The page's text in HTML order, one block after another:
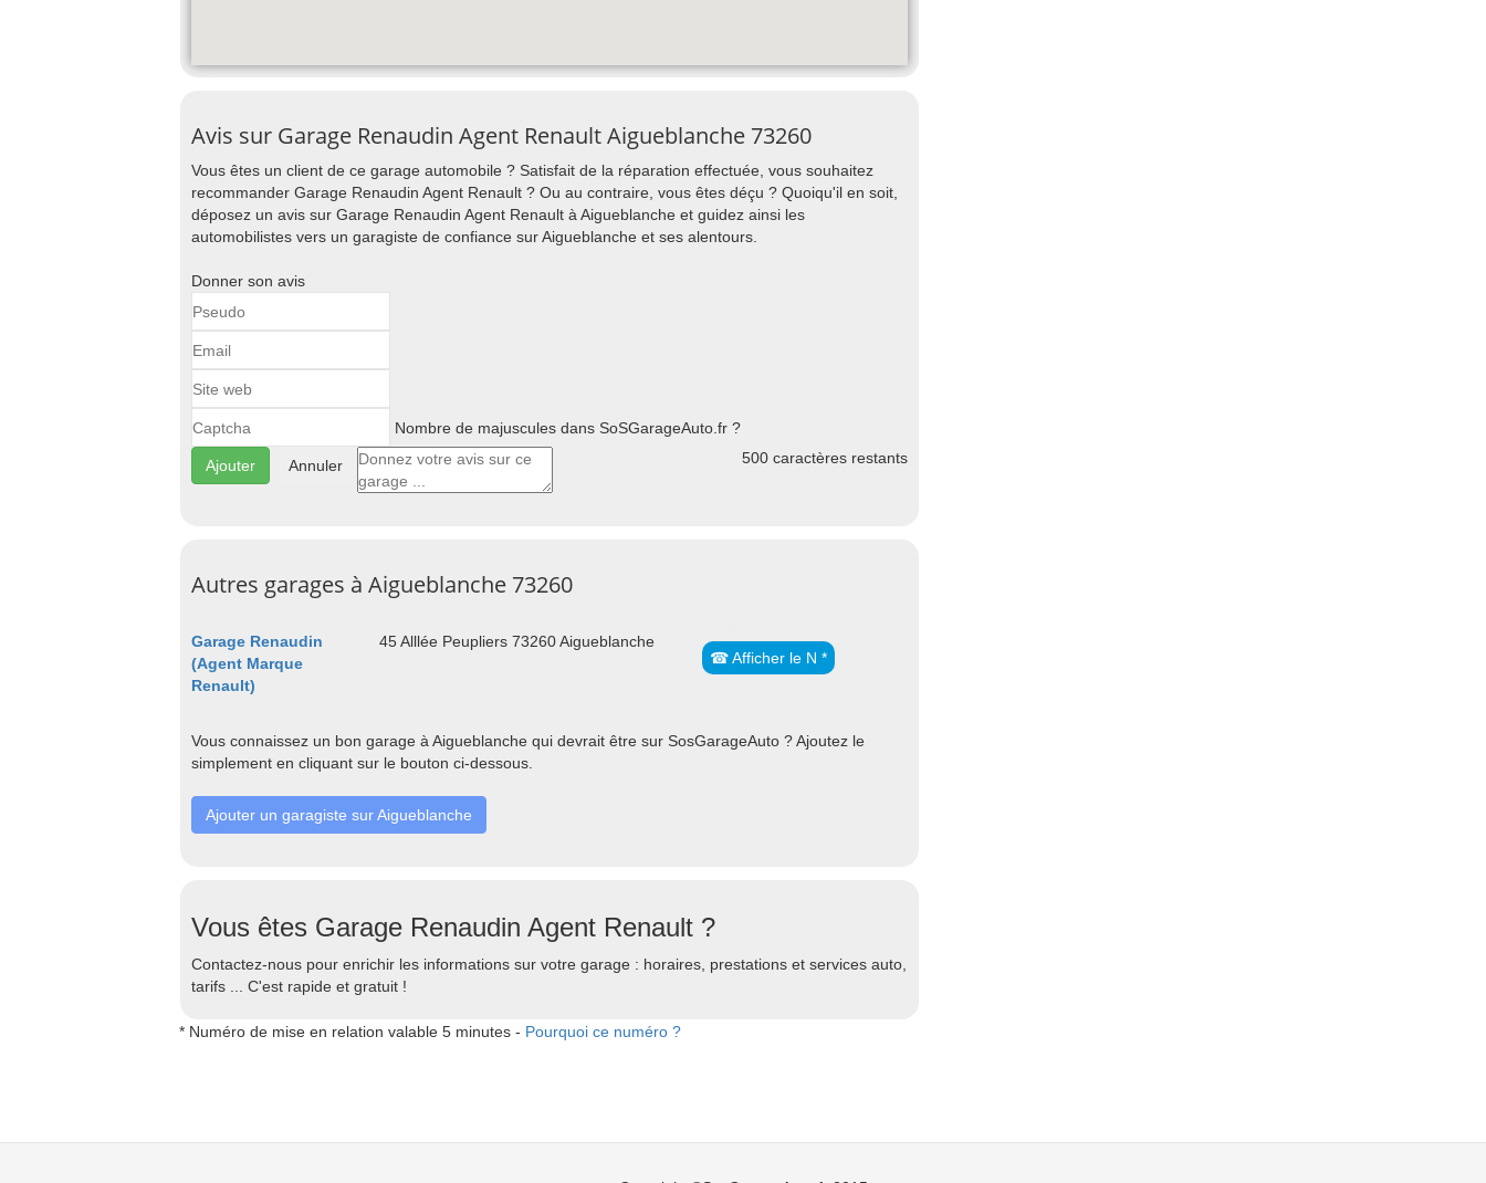
Avis sur Garage Renaudin Agent Renault Aigueblanche 73260
Vous êtes un client de ce garage automobile ? Satisfait de la réparation effectuée, vous souhaitez
recommander Garage Renaudin Agent Renault ? Ou au contraire, vous êtes déçu ? Quoiqu'il en soit,
déposez un avis sur Garage Renaudin Agent Renault à Aigueblanche et guidez ainsi les
automobilistes vers un garagiste de confiance sur Aigueblanche et ses alentours.
Donner son avis
Nombre de majuscules dans SoSGarageAuto.fr ?
Annuler 500 caractères restants
Autres garages à Aigueblanche 73260
Garage Renaudin
(Agent Marque
Renault)
45 Alllée Peupliers 73260 Aigueblanche
☎ Afficher le N *
Vous connaissez un bon garage à Aigueblanche qui devrait être sur SosGarageAuto ? Ajoutez le
simplement en cliquant sur le bouton ci-dessous.
Ajouter un garagiste sur Aigueblanche
Vous êtes Garage Renaudin Agent Renault ?
Contactez-nous pour enrichir les informations sur votre garage : horaires, prestations et services auto,
tarifs ... C'est rapide et gratuit !
* Numéro de mise en relation valable 5 minutes - Pourquoi ce numéro ?